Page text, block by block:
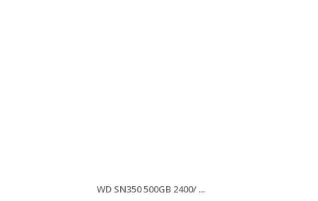
WD SN350 500GB 2400/ ...